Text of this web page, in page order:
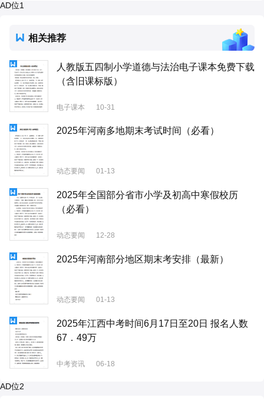
AD位1
相关推荐
人教版五四制小学道德与法治电子课本免费下载
（含旧课标版）
电子课本 10-31
2025年河南多地期末考试时间（必看）
动态要闻 01-13
2025年全国部分省市小学及初高中寒假校历
（必看）
动态要闻 12-28
2025年河南部分地区期末考安排（最新）
动态要闻 01-13
2025年江西中考时间6月17日至20日 报名人数
67．49万
中考资讯 06-18
AD位2